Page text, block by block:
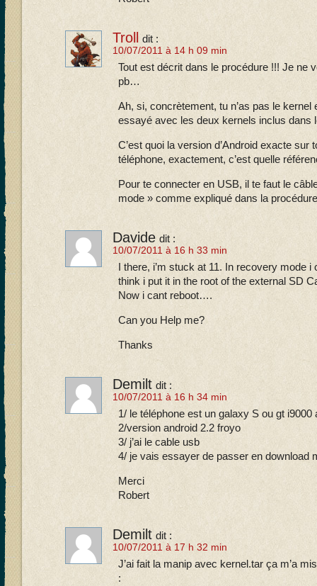
Troll dit :
10/07/2011 à 14 h 09 min
Tout est décrit dans le procédure !!! Je ne
pb…
Ah, si, concrètement, tu n’as pas le kernel
essayé avec les deux kernels inclus dans
C’est quoi la version d’Android exacte sur
téléphone, exactement, c’est quelle
Pour te connecter en USB, il te faut le
mode » comme expliqué dans la
Davide dit :
10/07/2011 à 16 h 33 min
I there, i’m stuck at 11. In recovery mode
think i put it in the root of the external SD
Now i cant reboot….
Can you Help me?
Thanks
Demilt dit :
10/07/2011 à 16 h 34 min
1/ le téléphone est un galaxy S ou gt i9000
2/version android 2.2 froyo
3/ j’ai le cable usb
4/ je vais essayer de passer en download
Merci
Robert
Demilt dit :
10/07/2011 à 17 h 32 min
J’ai fait la manip avec kernel.tar ça m’a
: